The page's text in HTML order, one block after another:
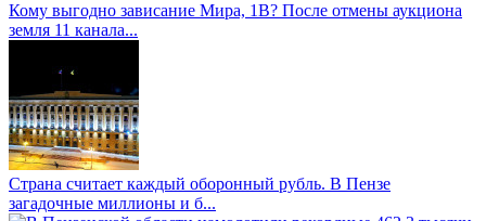
Кому выгодно зависание Мира, 1В? После отмены аукциона
земля 11 канала...
Страна считает каждый оборонный рубль. В Пензе
загадочные миллионы и б...